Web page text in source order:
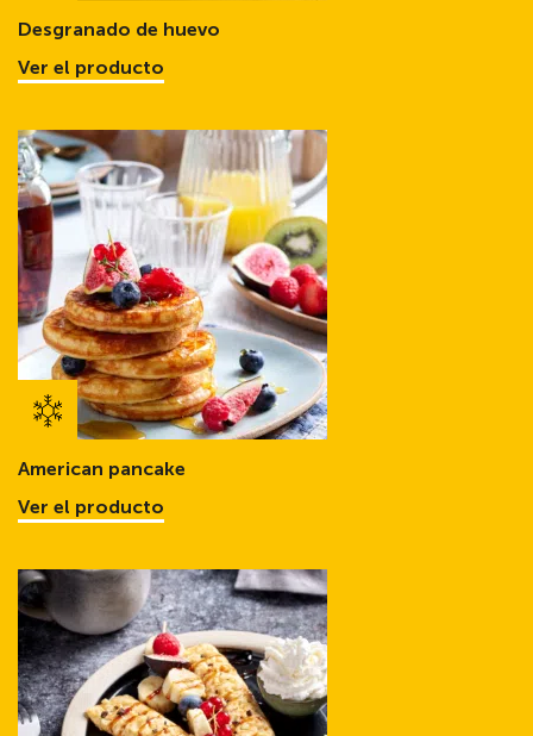
Desgranado de huevo
Ver el producto
American pancake
Ver el producto